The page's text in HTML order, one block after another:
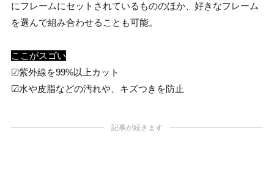
にフレームにセットされているもののほか、好きなフレーム
を選んで組み合わせることも可能。
ここがスゴい
☑紫外線を99%以上カット
☑︎水や皮脂などの汚れや、キズつきを防止
記事が続きます